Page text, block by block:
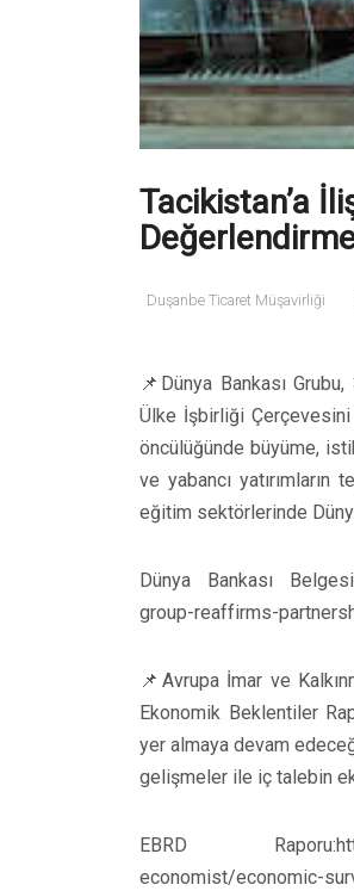
Tacikistan’a
Duşanbe Ticaret Müşavirliği
📌Dünya Bankası
Ülke İşbirliği Çerçevesini
öncülüğünde büyüme,
ve yabancı
eğitim sektörlerinde
Dünya Bankası
group-reaffirms-
📌Avrupa İmar ve
Ekonomik Beklentiler
yer almaya devam
gelişmeler ile iç talebin
EBRD
economist/economic-